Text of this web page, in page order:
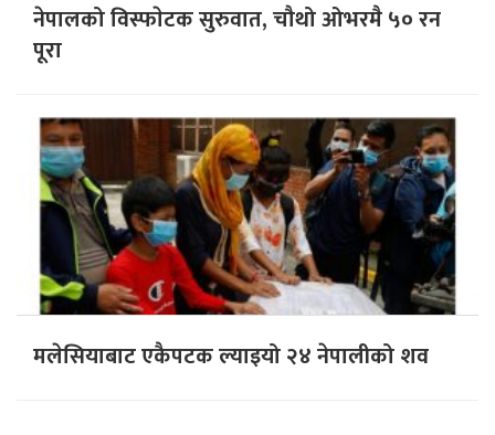
नेपालको विस्फाेटक सुरुवात, चौथो ओभरमै ५० रन
पूरा
मलेसियाबाट एकैपटक ल्याइयो २४ नेपालीको शव